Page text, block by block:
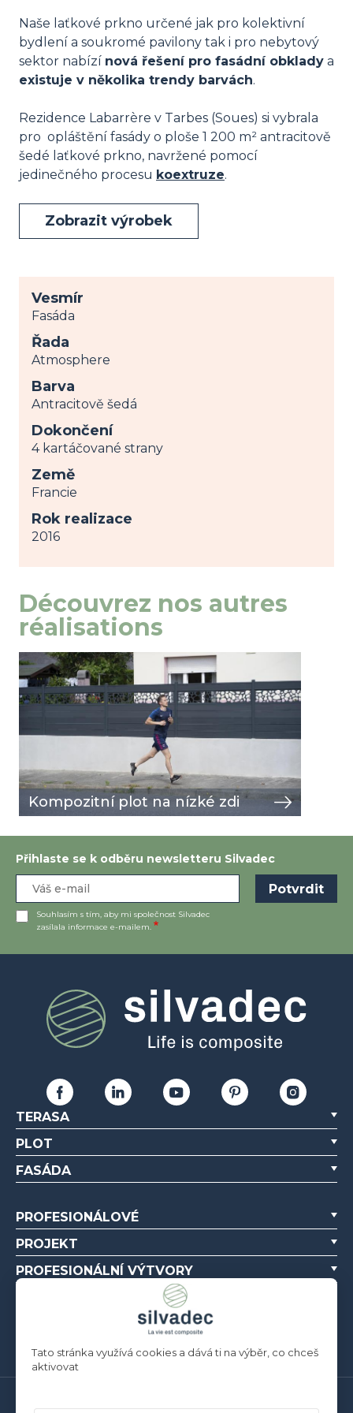
Naše laťkové prkno určené jak pro kolektivní
bydlení a soukromé pavilony tak i pro nebytový
sektor nabízí nová řešení pro fasádní obklady a
existuje v několika trendy barvách.
Rezidence Labarrère v Tarbes (Soues) si vybrala
pro opláštění fasády o ploše 1 200 m² antracitově
šedé laťkové prkno, navržené pomocí
jedinečného procesu koextruze.
Zobrazit výrobek
Vesmír
Fasáda
Řada
Atmosphere
Barva
Antracitově šedá
Dokončení
4 kartáčované strany
Země
Francie
Rok realizace
2016
Découvrez nos autres
réalisations
Kompozitní plot na nízké zdi
Image
zobrazit
Přihlaste se k odběru newsletteru Silvadec
Souhlasím s tím, aby mi společnost Silvadec
zasílala informace e-mailem.
TERASA
PLOT
FASÁDA
PROFESIONÁLOVÉ
PROJEKT
PROFESIONÁLNÍ VÝTVORY
Silvadec France
Tato stránka využívá cookies a dává ti na výběr, co chceš
aktivovat